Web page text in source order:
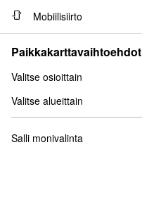
Mobiilisiirto
Paikkakarttavaihtoehdot
Valitse osioittain
Valitse alueittain
Salli monivalinta